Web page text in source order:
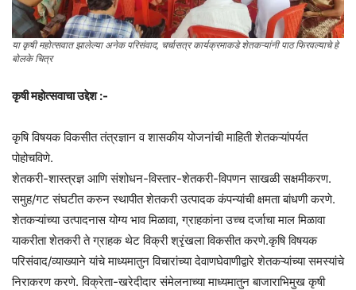
या कृषी महोत्सवात झालेल्या अनेक परिसंवाद, चर्चासत्र कार्यक्रमाकडे शेतकऱ्यांनी पाठ फिरवल्याचे हे
बोलके चित्र
कृषी महोत्सवाचा उद्देश :-
कृषि विषयक विकसीत तंत्रज्ञान व शासकीय योजनांची माहिती शेतकऱ्यांपर्यत
पोहोचविणे.
शेतकरी-शास्त्रज्ञ आणि संशोधन-विस्तार-शेतकरी-विपणन साखळी सक्षमीकरण.
समुह/गट संघटीत करुन स्थापीत शेतकरी उत्पादक कंपन्यांची क्षमता बांधणी करणे.
शेतकऱ्यांच्या उत्पादनास योग्य भाव मिळावा, ग्राहकांना उच्च दर्जाचा माल मिळावा
याकरीता शेतकरी ते ग्राहक थेट विक्री श्रृंखला विकसीत करणे.कृषि विषयक
परिसंवाद/व्याख्याने यांचे माध्यमातुन विचारांच्या देवाणघेवाणीद्वारे शेतकऱ्यांच्या समस्यांचे
निराकरण करणे. विक्रेता-खरेदीदार संमेलनाच्या माध्यमातुन बाजाराभिमुख कृषी